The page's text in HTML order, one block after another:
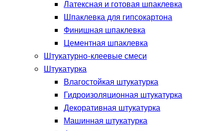
Латексная и готовая шпаклевка
Шпаклевка для гипсокартона
Финишная шпаклевка
Цементная шпаклевка
Штукатурно-клеевые смеси
Штукатурка
Влагостойкая штукатурка
Гидроизоляционная штукатурка
Декоративная штукатурка
Машинная штукатурка